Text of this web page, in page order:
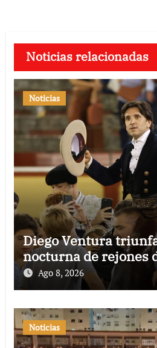
Noticias relacionadas
Noticias
Diego Ventura
nocturna de rejones
Ago 8, 2026
Noticias